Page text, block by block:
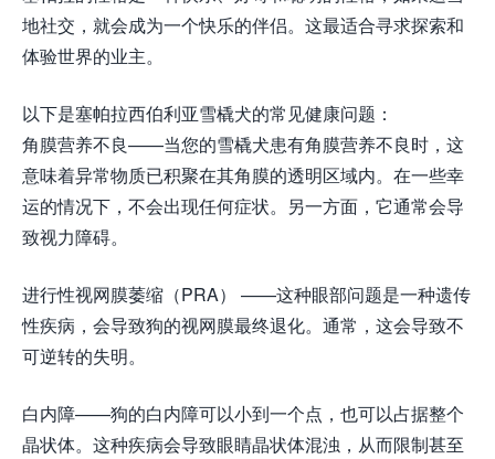
地社交，就会成为一个快乐的伴侣。这最适合寻求探索和
体验世界的业主。
以下是塞帕拉西伯利亚雪橇犬的常见健康问题：
角膜营养不良——当您的雪橇犬患有角膜营养不良时，这
意味着异常物质已积聚在其角膜的透明区域内。在一些幸
运的情况下，不会出现任何症状。另一方面，它通常会导
致视力障碍。
进行性视网膜萎缩（PRA） ——这种眼部问题是一种遗传
性疾病，会导致狗的视网膜最终退化。通常，这会导致不
可逆转的失明。
白内障——狗的白内障可以小到一个点，也可以占据整个
晶状体。这种疾病会导致眼睛晶状体混浊，从而限制甚至